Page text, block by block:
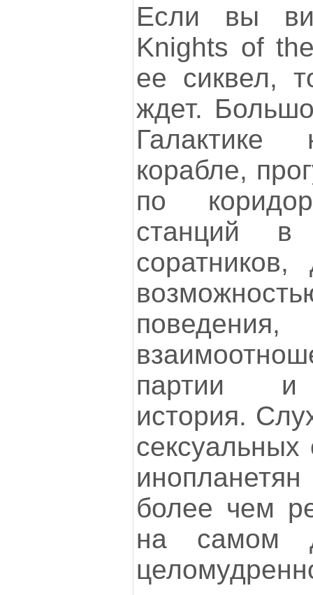
Если вы
Knights of
ее сиквел,
ждет.
Галактике
корабле,
по
станций в
партии и
история.
сексуальных
более чем
на самом